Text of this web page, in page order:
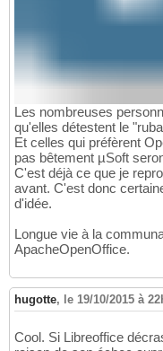
Les nombreuses
qu'elles détestent le
Et celles qui préfèrent
pas bêtement µSoft
C'est déjà ce que je
avant. C'est donc
d'idée.
Longue vie à la
ApacheOpenOffice.
hugotte, le 19/10/2015 à
Cool. Si Libreoffice